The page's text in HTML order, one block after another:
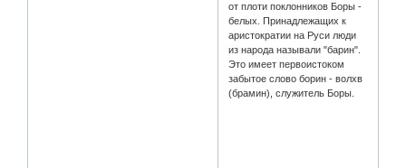
от плоти поклонников Боры -
белых. Принадлежащих к
аристократии на Руси люди
из народа называли "барин".
Это имеет первоистоком
забытое слово борин - волхв
(брамин), служитель Боры.